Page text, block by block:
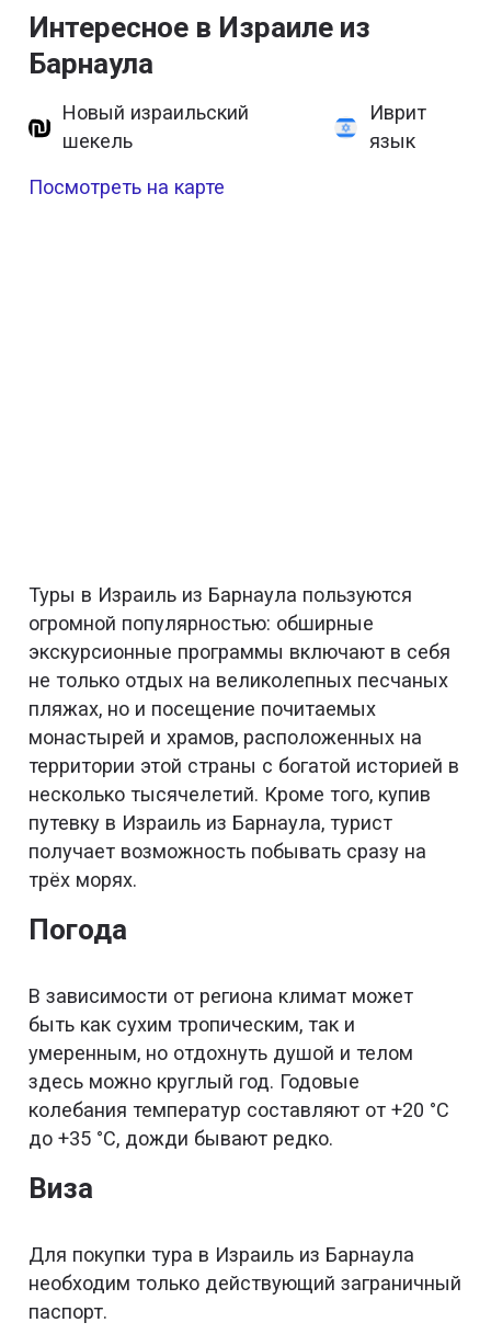
Интересное в Израиле из
Барнаула
Новый израильский
шекель
Иврит
язык
Посмотреть на карте
Туры в Израиль из Барнаула пользуются
огромной популярностью: обширные
экскурсионные программы включают в себя
не только отдых на великолепных песчаных
пляжах, но и посещение почитаемых
монастырей и храмов, расположенных на
территории этой страны с богатой историей в
несколько тысячелетий. Кроме того, купив
путевку в Израиль из Барнаула, турист
получает возможность побывать сразу на
трёх морях.
Погода
В зависимости от региона климат может
быть как сухим тропическим, так и
умеренным, но отдохнуть душой и телом
здесь можно круглый год. Годовые
колебания температур составляют от +20 °C
до +35 °C, дожди бывают редко.
Виза
Для покупки тура в Израиль из Барнаула
необходим только действующий заграничный
паспорт.